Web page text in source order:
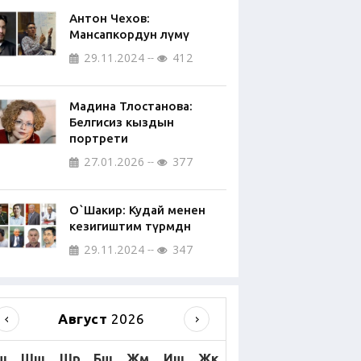
Антон Чехов:
Мансапкордун өлүмү
29.11.2024 412
Мадина Тлостанова:
Белгисиз кыздын
портрети
27.01.2026 377
О`Шакир: Кудай менен
кезигиштим түрмөдөн
29.11.2024 347
Август 2026